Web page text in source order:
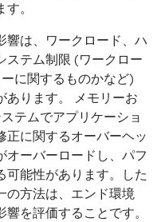
。
響は、ワークロード、ハ
ステム制限 (ワークロー
に関するものかなど)
あります。 メモリーお
テムでアプリケーショ
正に関するオーバーヘッ
オーバーロードし、パフ
可能性があります。した
の方法は、エンド環境
を評価することです。